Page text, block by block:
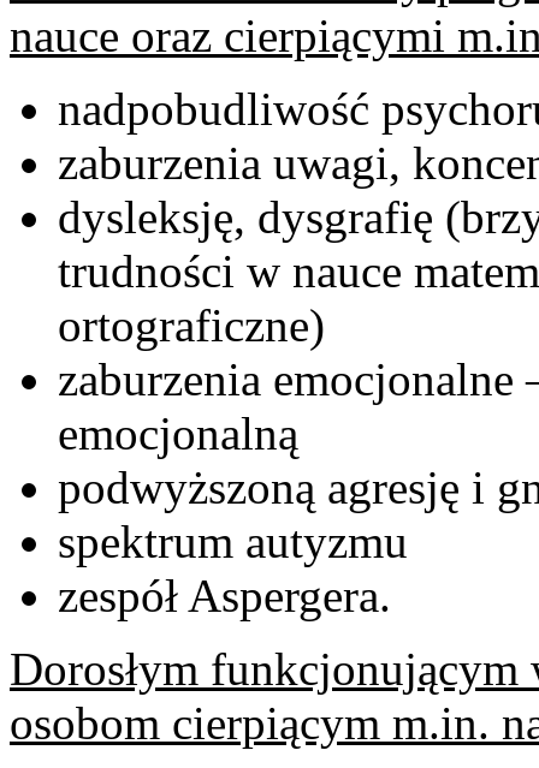
nauce oraz cierpiącymi
nadpobudliwość
zaburzenia uwagi,
dysleksję, dysgrafię
trudności w nauce
ortograficzne)
zaburzenia
emocjonalną
podwyższoną agresję i
spektrum autyzmu
zespół Aspergera.
Dorosłym funkcjonującym
osobom cierpiącym m.in.